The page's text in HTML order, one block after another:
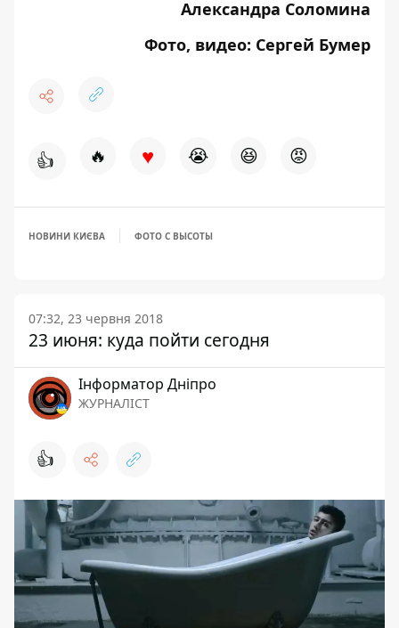
Александра Соломина
Фото, видео: Сергей Бумер
👍 🔥 ♥ 😭 😆 😡
НОВИНИ КИЄВА ФОТО С ВЫСОТЫ
07:32, 23 червня 2018
23 июня: куда пойти сегодня
Інформатор Дніпро
ЖУРНАЛІСТ
👍